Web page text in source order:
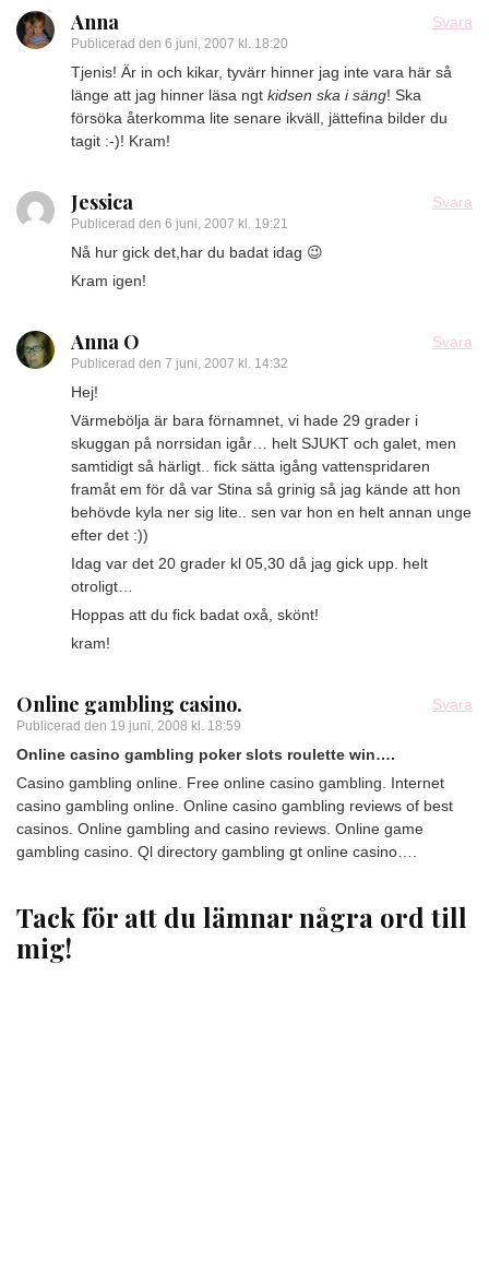
Anna
Publicerad den 6 juni, 2007 kl. 18:20
Svara
Tjenis! Är in och kikar, tyvärr hinner jag inte vara här så
länge att jag hinner läsa ngt kidsen ska i säng! Ska
försöka återkomma lite senare ikväll, jättefina bilder du
tagit :-)! Kram!
Jessica
Publicerad den 6 juni, 2007 kl. 19:21
Svara
Nå hur gick det,har du badat idag 😉
Kram igen!
Anna O
Publicerad den 7 juni, 2007 kl. 14:32
Svara
Hej!
Värmebölja är bara förnamnet, vi hade 29 grader i
skuggan på norrsidan igår… helt SJUKT och galet, men
samtidigt så härligt.. fick sätta igång vattenspridaren
framåt em för då var Stina så grinig så jag kände att hon
behövde kyla ner sig lite.. sen var hon en helt annan unge
efter det :))
Idag var det 20 grader kl 05,30 då jag gick upp. helt
otroligt…
Hoppas att du fick badat oxå, skönt!
kram!
Online gambling casino.
Publicerad den 19 juni, 2008 kl. 18:59
Svara
Online casino gambling poker slots roulette win….
Casino gambling online. Free online casino gambling. Internet
casino gambling online. Online casino gambling reviews of best
casinos. Online gambling and casino reviews. Online game
gambling casino. Ql directory gambling gt online casino….
Tack för att du lämnar några ord till
mig!